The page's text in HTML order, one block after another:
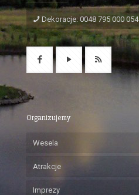
Dekoracje: 0048 795 000 054
Organizujemy
Wesela
Atrakcje
Imprezy